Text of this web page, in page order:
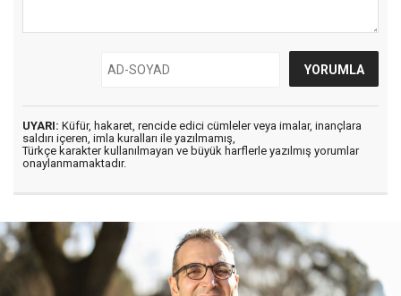
UYARI: Küfür, hakaret, rencide edici cümleler veya imalar, inançlara
saldırı içeren, imla kuralları ile yazılmamış,
Türkçe karakter kullanılmayan ve büyük harflerle yazılmış yorumlar
onaylanmamaktadır.